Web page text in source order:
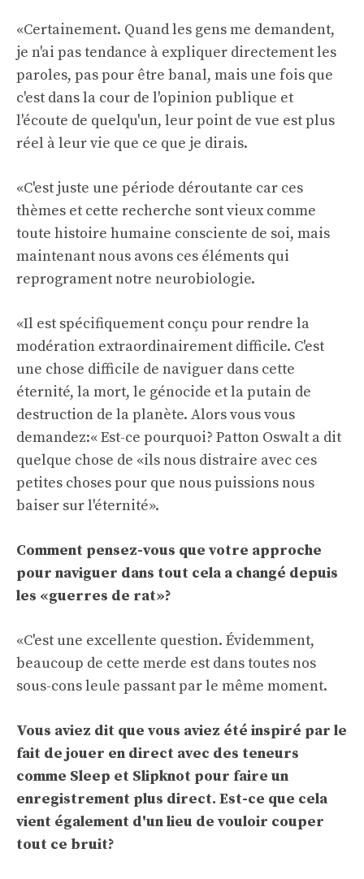
«Certainement. Quand les gens me demandent,
je n'ai pas tendance à expliquer directement les
paroles, pas pour être banal, mais une fois que
c'est dans la cour de l'opinion publique et
l'écoute de quelqu'un, leur point de vue est plus
réel à leur vie que ce que je dirais.
«C'est juste une période déroutante car ces
thèmes et cette recherche sont vieux comme
toute histoire humaine consciente de soi, mais
maintenant nous avons ces éléments qui
reprograment notre neurobiologie.
«Il est spécifiquement conçu pour rendre la
modération extraordinairement difficile. C'est
une chose difficile de naviguer dans cette
éternité, la mort, le génocide et la putain de
destruction de la planète. Alors vous vous
demandez:« Est-ce pourquoi? Patton Oswalt a dit
quelque chose de «ils nous distraire avec ces
petites choses pour que nous puissions nous
baiser sur l'éternité».
Comment pensez-vous que votre approche
pour naviguer dans tout cela a changé depuis
les «guerres de rat»?
«C'est une excellente question. Évidemment,
beaucoup de cette merde est dans toutes nos
sous-cons leule passant par le même moment.
Vous aviez dit que vous aviez été inspiré par le
fait de jouer en direct avec des teneurs
comme Sleep et Slipknot pour faire un
enregistrement plus direct. Est-ce que cela
vient également d'un lieu de vouloir couper
tout ce bruit?